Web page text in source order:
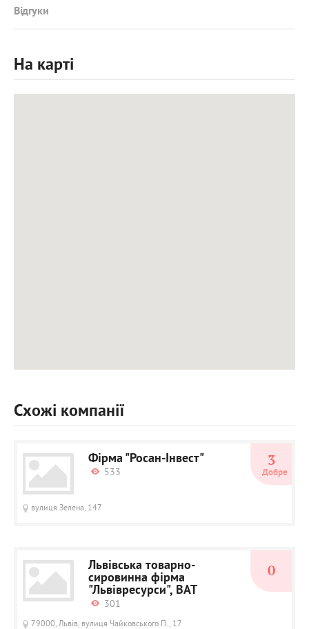
Відгуки
На карті
Схожі компанії
Фірма "Росан-Інвест"
533
вулиця Зелена, 147
3
Добре
Львівська товарно-
сировинна фірма
"Львівресурси", ВАТ
301
79000, Львів, вулиця Чайковського П., 17
0